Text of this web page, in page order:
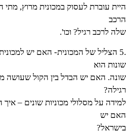
היית עוברת לעסוק במכונית מרוץ,
הרכב
שלה לרכב רגיל? וכו'.
.5 הצליל של המכונית- האם יש
שונות הוא
שונה. האם יש הבדל בין הקול שעושה
רגילה?
למידה על מסלולי מכוניות שונים –
האם יש
בישראל?